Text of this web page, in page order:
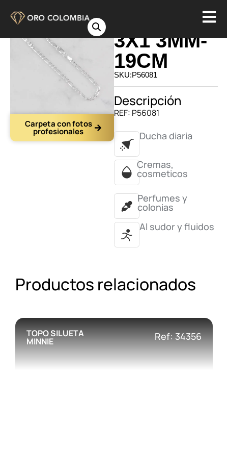
Carpeta con fotos
profesionales
PULSERA
3X1 3MM-
19CM
SKU:P56081
Descripción
REF: P56081
Ducha diaria
Cremas,
cosmeticos
Perfumes y
colonias
Al sudor y fluidos
Productos relacionados
TOPO SILUETA
MINNIE Ref: 34356